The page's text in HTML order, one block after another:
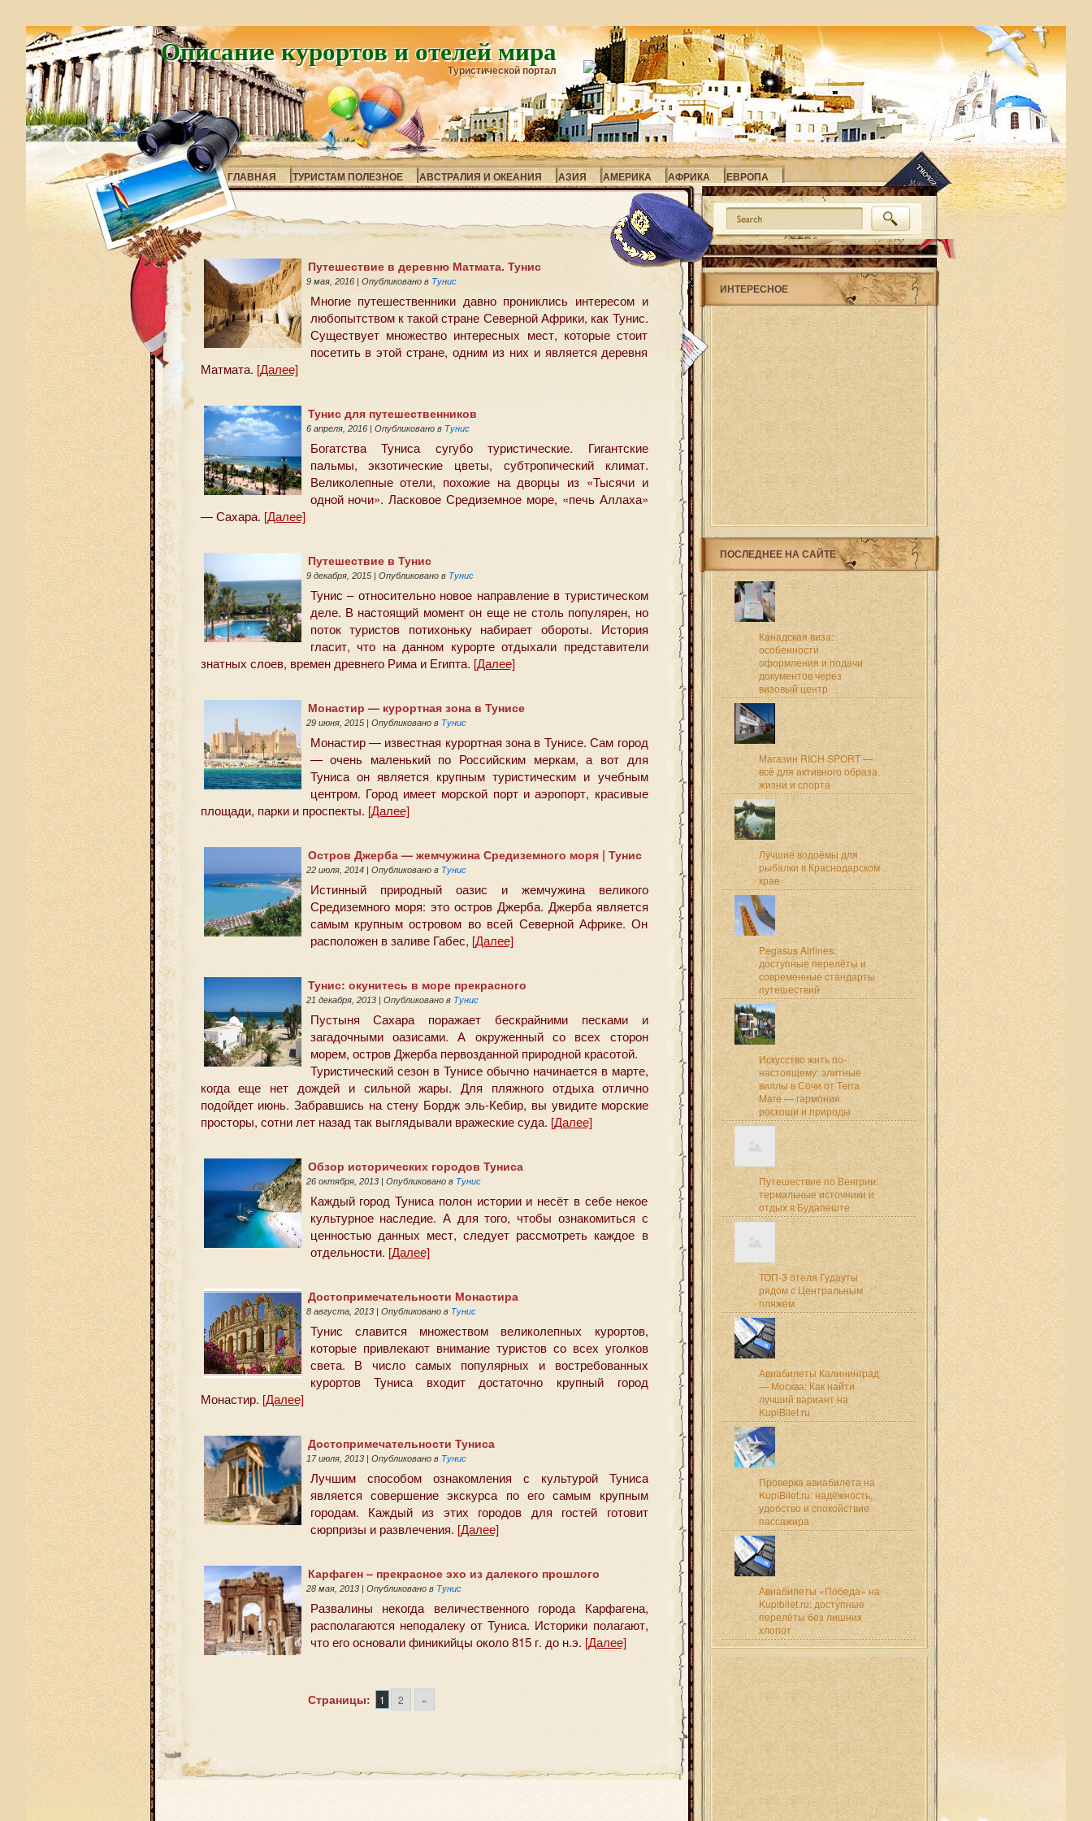
Описание курортов и отелей мира
Туристической портал
ГЛАВНАЯ ТУРИСТАМ ПОЛЕЗНОЕ АВСТРАЛИЯ И ОКЕАНИЯ АЗИЯ АМЕРИКА АФРИКА ЕВРОПА
Путешествие в деревню Матмата. Тунис
9 мая, 2016 | Опубликовано в Тунис
Многие путешественники давно прониклись интересом и
любопытством к такой стране Северной Африки, как Тунис.
Существует множество интересных мест, которые стоит
посетить в этой стране, одним из них и является деревня
Матмата. [Далее]
Тунис для путешественников
6 апреля, 2016 | Опубликовано в Тунис
Богатства Туниса сугубо туристические. Гигантские
пальмы, экзотические цветы, субтропический климат.
Великолепные отели, похожие на дворцы из «Тысячи и
одной ночи». Ласковое Средиземное море, «печь Аллаха»
— Сахара. [Далее]
Путешествие в Тунис
9 декабря, 2015 | Опубликовано в Тунис
Тунис – относительно новое направление в туристическом
деле. В настоящий момент он еще не столь популярен, но
поток туристов потихоньку набирает обороты. История
гласит, что на данном курорте отдыхали представители
знатных слоев, времен древнего Рима и Египта. [Далее]
Монастир — курортная зона в Тунисе
29 июня, 2015 | Опубликовано в Тунис
Монастир — известная курортная зона в Тунисе. Сам город
— очень маленький по Российским меркам, а вот для
Туниса он является крупным туристическим и учебным
центром. Город имеет морской порт и аэропорт, красивые
площади, парки и проспекты. [Далее]
Остров Джерба​​ — жемчужина Средиземного моря | Тунис
22 июля, 2014 | Опубликовано в Тунис
Истинный природный оазис и жемчужина великого
Средиземного моря: это остров Джерба​​. Джерба ​​является
самым крупным островом во всей Северной Африке. Он
расположен в заливе Габес, [Далее]
Тунис: окунитесь в море прекрасного
21 декабря, 2013 | Опубликовано в Тунис
Пустыня Сахара поражает бескрайними песками и
загадочными оазисами. А окруженный со всех сторон
морем, остров Джерба первозданной природной красотой.
Туристический сезон в Тунисе обычно начинается в марте,
когда еще нет дождей и сильной жары. Для пляжного отдыха отлично
подойдет июнь. Забравшись на стену Бордж эль-Кебир, вы увидите морские
просторы, сотни лет назад так выглядывали вражеские суда. [Далее]
Обзор исторических городов Туниса
26 октября, 2013 | Опубликовано в Тунис
Каждый город Туниса полон истории и несёт в себе некое
культурное наследие. А для того, чтобы ознакомиться с
ценностью данных мест, следует рассмотреть каждое в
отдельности. [Далее]
Достопримечательности Монастира
8 августа, 2013 | Опубликовано в Тунис
Тунис славится множеством великолепных курортов,
которые привлекают внимание туристов со всех уголков
света. В число самых популярных и востребованных
курортов Туниса входит достаточно крупный город
Монастир. [Далее]
Достопримечательности Туниса
17 июля, 2013 | Опубликовано в Тунис
Лучшим способом ознакомления с культурой Туниса
является совершение экскурса по его самым крупным
городам. Каждый из этих городов для гостей готовит
сюрпризы и развлечения. [Далее]
Карфаген – прекрасное эхо из далекого прошлого
28 мая, 2013 | Опубликовано в Тунис
Развалины некогда величественного города Карфагена,
располагаются неподалеку от Туниса. Историки полагают,
что его основали финикийцы около 815 г. до н.э. [Далее]
Страницы: 1 2 »
ИНТЕРЕСНОЕ
ПОСЛЕДНЕЕ НА САЙТЕ
Канадская виза:
особенности
оформления и подачи
документов через
визовый центр
Магазин RICH SPORT —
всё для активного образа
жизни и спорта
Лучшие водоёмы для
рыбалки в Краснодарском
крае
Pegasus Airlines:
доступные перелёты и
современные стандарты
путешествий
Искусство жить по-
настоящему: элитные
виллы в Сочи от Terra
Mare — гармония
роскоши и природы
Путешествие по Венгрии:
термальные источники и
отдых в Будапеште
ТОП-3 отеля Гудауты
рядом с Центральным
пляжем
Авиабилеты Калининград
— Москва: Как найти
лучший вариант на
KupiBilet.ru
Проверка авиабилета на
KupiBilet.ru: надёжность,
удобство и спокойствие
пассажира
Авиабилеты «Победа» на
Kupibilet.ru: доступные
перелёты без лишних
хлопот